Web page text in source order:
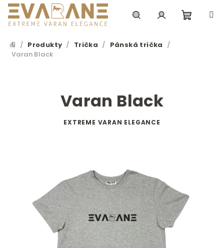
Přejít
na
obsah
Domů
/ Produkty / Trička / Pánská trička /
Varan Black
Varan Black
EXTREME VARAN ELEGANCE